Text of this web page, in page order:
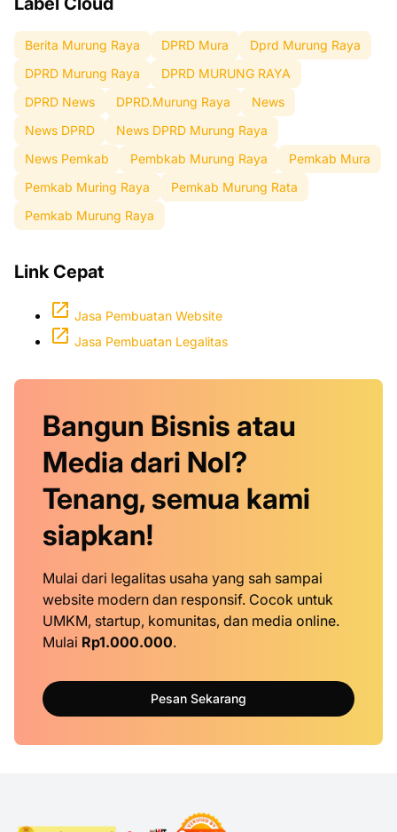
Berita Murung Raya DPRD Mura
Dprd Murung Raya
DPRD Murung Raya
DPRD MURUNG RAYA
DPRD News
DPRD.Murung Raya
News
News DPRD
News DPRD Murung Raya
News Pemkab
Pembkab Murung Raya
Pemkab Mura
Pemkab Muring Raya
Pemkab Murung Rata
Pemkab Murung Raya
Link Cepat
Jasa Pembuatan Website
Jasa Pembuatan Legalitas
Bangun Bisnis atau
Media dari Nol?
Tenang, semua kami
siapkan!
Mulai dari legalitas usaha yang sah sampai
website modern dan responsif. Cocok untuk
UMKM, startup, komunitas, dan media online.
Mulai Rp1.000.000.
Pesan Sekarang